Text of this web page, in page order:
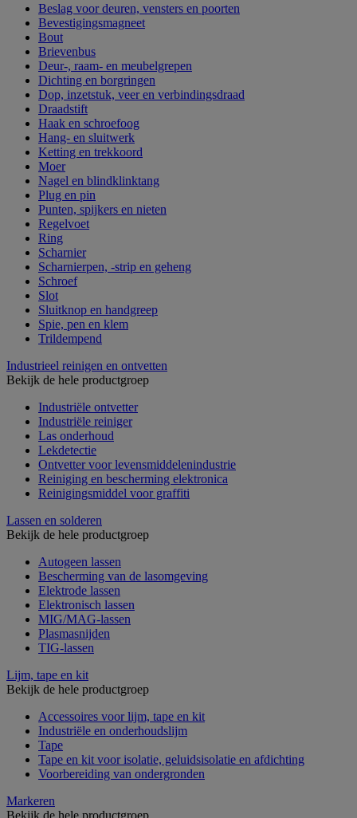
Beslag voor deuren, vensters en poorten
Bevestigingsmagneet
Bout
Brievenbus
Deur-, raam- en meubelgrepen
Dichting en borgringen
Dop, inzetstuk, veer en verbindingsdraad
Draadstift
Haak en schroefoog
Hang- en sluitwerk
Ketting en trekkoord
Moer
Nagel en blindklinktang
Plug en pin
Punten, spijkers en nieten
Regelvoet
Ring
Scharnier
Scharnierpen, -strip en geheng
Schroef
Slot
Sluitknop en handgreep
Spie, pen en klem
Trildempend
Industrieel reinigen en ontvetten
Bekijk de hele productgroep
Industriële ontvetter
Industriële reiniger
Las onderhoud
Lekdetectie
Ontvetter voor levensmiddelenindustrie
Reiniging en bescherming elektronica
Reinigingsmiddel voor graffiti
Lassen en solderen
Bekijk de hele productgroep
Autogeen lassen
Bescherming van de lasomgeving
Elektrode lassen
Elektronisch lassen
MIG/MAG-lassen
Plasmasnijden
TIG-lassen
Lijm, tape en kit
Bekijk de hele productgroep
Accessoires voor lijm, tape en kit
Industriële en onderhoudslijm
Tape
Tape en kit voor isolatie, geluidsisolatie en afdichting
Voorbereiding van ondergronden
Markeren
Bekijk de hele productgroep